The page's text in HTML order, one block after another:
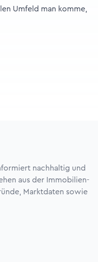
Umfeld man komme,
nachhaltig und
aus der Immobilien-
Marktdaten sowie